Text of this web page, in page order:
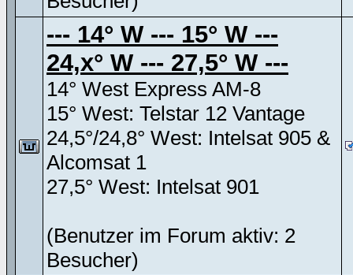
--- 14° W --- 15° W ---
24,x° W --- 27,5° W ---
14° West Express AM-8
15° West: Telstar 12 Vantage
24,5°/24,8° West: Intelsat 905 &
Alcomsat 1
27,5° West: Intelsat 901
(Benutzer im Forum aktiv: 2
Besucher)